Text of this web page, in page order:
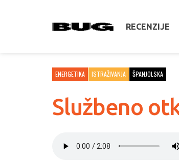
RECENZIJE
ENERGETIKA ISTRAŽIVANJA ŠPANJOLSKA
Službeno